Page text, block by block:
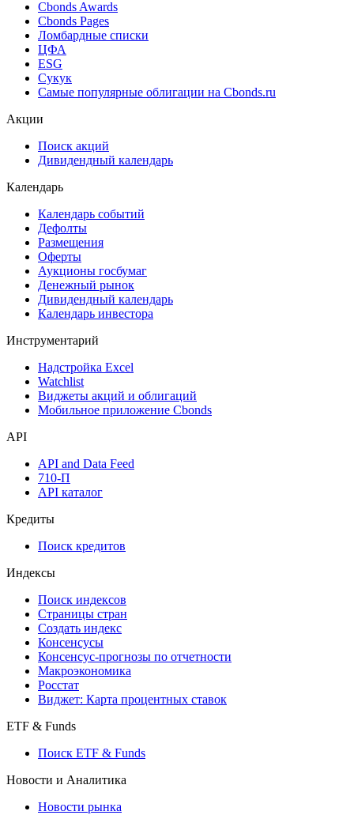
Cbonds Estimation
Cbonds Estimation Onshore
Cbonds Valuation
Рэнкинги инвест. банков и юр. консультантов
Cbonds Awards
Cbonds Pages
Ломбардные списки
ESG
Самые популярные облигации на Cbonds.ru
Дивидендный календарь
Календарь
Календарь событий
Дефолты
Размещения
Оферты
Аукционы госбумаг
Денежный рынок
Календарь инвестора
Инструментарий
Надстройка Excel
Мобильное приложение Cbonds
API
API and Data Feed
API каталог
Кредиты
Поиск кредитов
Индексы
Поиск индексов
Страницы стран
Создать индекс
Консенсусы
Консенсус-прогнозы по отчетности
Макроэкономика
Виджет: Карта процентных ставок
ETF & Funds
Поиск ETF & Funds